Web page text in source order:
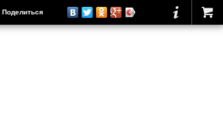
Поделиться